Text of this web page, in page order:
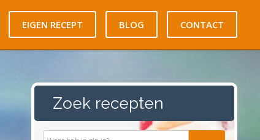
EIGEN RECEPT BLOG CONTACT
Zoek recepten